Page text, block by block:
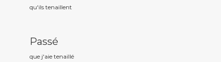
qu'ils tenaillent
Passé
que j'aie tenaillé